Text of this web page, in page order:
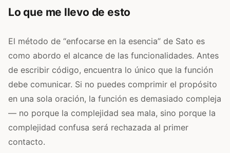
Lo que me llevo de esto
El método de “enfocarse en la esencia” de Sato es
como abordo el alcance de las funcionalidades. Antes
de escribir código, encuentra lo único que la función
debe comunicar. Si no puedes comprimir el propósito
en una sola oración, la función es demasiado compleja
— no porque la complejidad sea mala, sino porque la
complejidad confusa será rechazada al primer
contacto.